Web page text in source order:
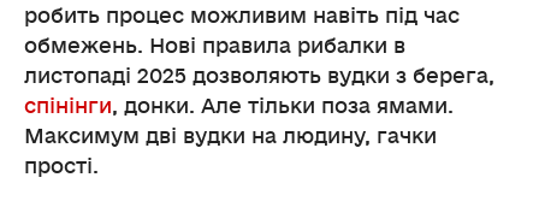
робить процес можливим навіть під час
обмежень. Нові правила рибалки в
листопаді 2025 дозволяють вудки з берега,
спінінги, донки. Але тільки поза ямами.
Максимум дві вудки на людину, гачки
прості.